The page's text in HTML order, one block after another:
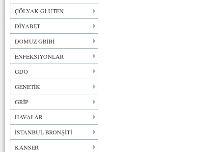
ÇÖLYAK GLUTEN
DİYABET
DOMUZ GRİBİ
ENFEKSİYONLAR
GDO
GENETİK
GRİP
HAVALAR
İSTANBUL BRONŞİTİ
KANSER